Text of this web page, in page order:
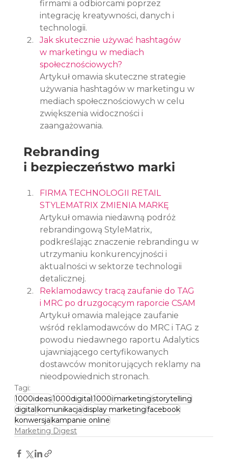
firmami a odbiorcami poprzez
integrację kreatywności, danych i
technologii.
Jak skutecznie używać hashtagów
w marketingu w mediach
społecznościowych?
Artykuł omawia skuteczne strategie
używania hashtagów w marketingu w
mediach społecznościowych w celu
zwiększenia widoczności i
zaangażowania.
Rebranding
i bezpieczeństwo marki
FIRMA TECHNOLOGII RETAIL
STYLEMATRIX ZMIENIA MARKĘ
Artykuł omawia niedawną podróż
rebrandingową StyleMatrix,
podkreślając znaczenie rebrandingu w
utrzymaniu konkurencyjności i
aktualności w sektorze technologii
detalicznej.
Reklamodawcy tracą zaufanie do TAG
i MRC po druzgocącym raporcie CSAM
Artykuł omawia malejące zaufanie
wśród reklamodawców do MRC i TAG z
powodu niedawnego raportu Adalytics
ujawniającego certyfikowanych
dostawców monitorujących reklamy na
nieodpowiednich stronach.
Tagi:
1000ideas1000digital1000imarketingstorytelling
digitalkomunikacjadisplay marketingfacebook
konwersjakampanie online
Marketing Digest